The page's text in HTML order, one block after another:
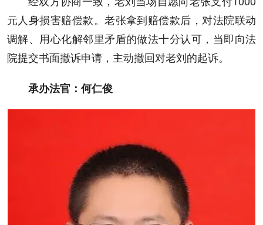
元人身损害赔偿款。老张拿到赔偿款后，对法院联动
调解、用心化解邻里矛盾的做法十分认可，当即向法
院提交书面撤诉申请，主动撤回对老刘的起诉。
承办法官：何仁俊